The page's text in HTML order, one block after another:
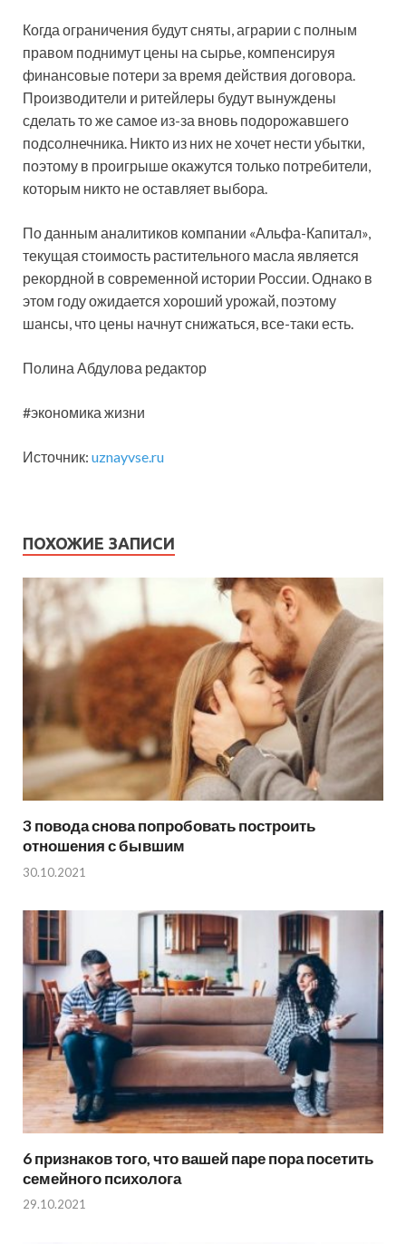
Когда ограничения будут сняты, аграрии с полным
правом поднимут цены на сырье, компенсируя
финансовые потери за время действия договора.
Производители и ритейлеры будут вынуждены
сделать то же самое из-за вновь подорожавшего
подсолнечника. Никто из них не хочет нести убытки,
поэтому в проигрыше окажутся только потребители,
которым никто не оставляет выбора.
По данным аналитиков компании «Альфа-Капитал»,
текущая стоимость растительного масла является
рекордной в современной истории России. Однако в
этом году ожидается хороший урожай, поэтому
шансы, что цены начнут снижаться, все-таки есть.
Полина Абдулова редактор
#экономика жизни
Источник: uznayvse.ru
ПОХОЖИЕ ЗАПИСИ
3 повода снова попробовать построить
отношения с бывшим
30.10.2021
6 признаков того, что вашей паре пора посетить
семейного психолога
29.10.2021